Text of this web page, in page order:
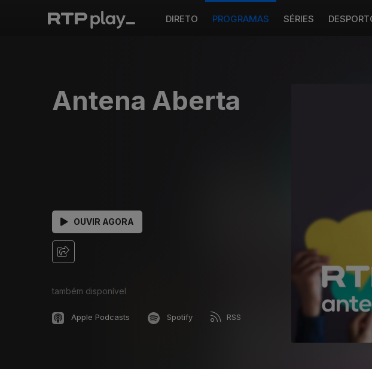
DIRETO PROGRAMAS SÉRIES
Antena Aberta
OUVIR AGORA
também disponível
Apple Podcasts Spotify RSS